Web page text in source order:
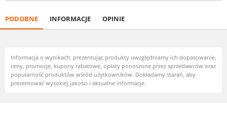
PODOBNE INFORMACJE OPINIE
Informacja o wynikach: prezentując produkty uwzględniamy ich dopasowanie,
ceny, promocje, kupony rabatowe, opłaty ponoszone przez sprzedawców oraz
popularność produktów wśród użytkowników. Dokładamy starań, aby
prezentować wysokiej jakości i aktualne informacje.